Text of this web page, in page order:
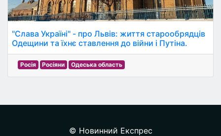
"Слава Україні" - про Львів: життя старообрядців
Одещини та їхнє ставлення до війни і Путіна.
Росія Росіяни Одеська область
© Новинний Експрес